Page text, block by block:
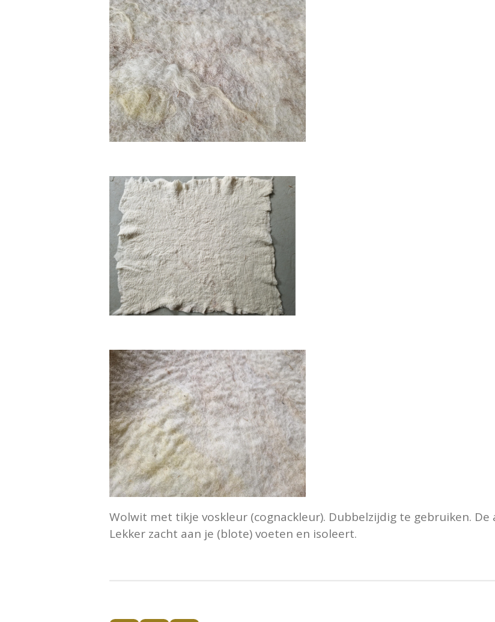
Wolwit met tikje voskleur (cognackleur). Dubbelzijdig te gebruiken.
Lekker zacht aan je (blote) voeten en isoleert.